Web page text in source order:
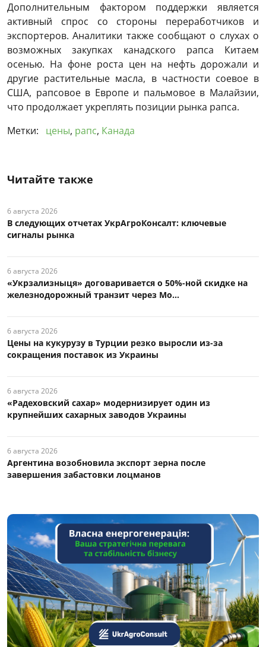
Дополнительным фактором поддержки является
активный спрос со стороны переработчиков и
экспортеров. Аналитики также сообщают о слухах о
возможных закупках канадского рапса Китаем
осенью. На фоне роста цен на нефть дорожали и
другие растительные масла, в частности соевое в
США, рапсовое в Европе и пальмовое в Малайзии,
что продолжает укреплять позиции рынка рапса.
Метки:
цены, рапс, Канада
Читайте также
6 августа 2026
В следующих отчетах УкрАгроКонсалт: ключевые
сигналы рынка
6 августа 2026
«Укрзализныця» договаривается о 50%-ной скидке на
железнодорожный транзит через Мо...
6 августа 2026
Цены на кукурузу в Турции резко выросли из-за
сокращения поставок из Украины
6 августа 2026
«Радеховский сахар» модернизирует один из
крупнейших сахарных заводов Украины
6 августа 2026
Аргентина возобновила экспорт зерна после
завершения забастовки лоцманов